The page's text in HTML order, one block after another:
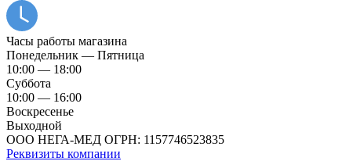
Часы работы магазина
Понедельник — Пятница
10:00 — 18:00
Суббота
10:00 — 16:00
Воскресенье
Выходной
ООО НЕГА-МЕД ОГРН: 1157746523835
Реквизиты компании